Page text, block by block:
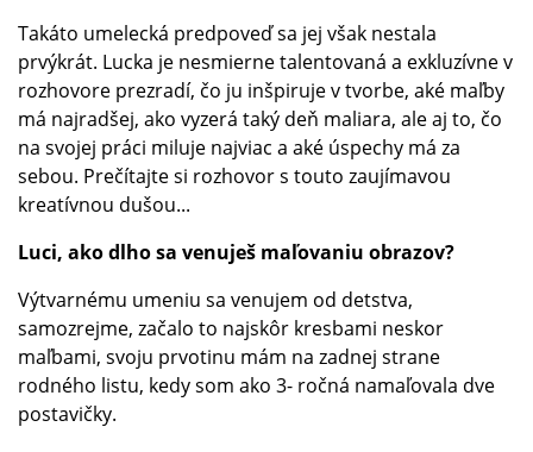
Takáto umelecká predpoveď sa jej však nestala
prvýkrát. Lucka je nesmierne talentovaná a exkluzívne v
rozhovore prezradí, čo ju inšpiruje v tvorbe, aké maľby
má najradšej, ako vyzerá taký deň maliara, ale aj to, čo
na svojej práci miluje najviac a aké úspechy má za
sebou. Prečítajte si rozhovor s touto zaujímavou
kreatívnou dušou...
Luci, ako dlho sa venuješ maľovaniu obrazov?
Výtvarnému umeniu sa venujem od detstva,
samozrejme, začalo to najskôr kresbami neskor
maľbami, svoju prvotinu mám na zadnej strane
rodného listu, kedy som ako 3- ročná namaľovala dve
postavičky.